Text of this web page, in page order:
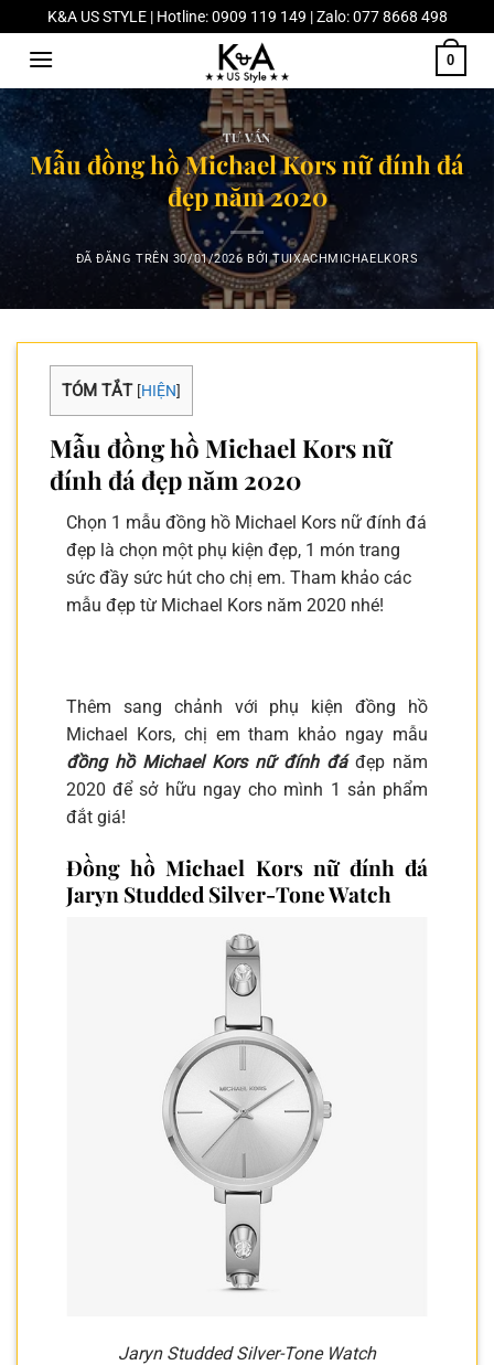
Chuyển
đến
dung
K&A US STYLE | Hotline: 0909 119 149 | Zalo: 077 8668 498
0
TƯ VẤN
Mẫu đồng hồ Michael Kors nữ đính đá
đẹp năm 2020
ĐÃ ĐĂNG TRÊN 30/01/2026 BỞITUIXACHMICHAELKORS
TÓM TẮT [HIỆN]
Mẫu đồng hồ Michael Kors nữ
đính đá đẹp năm 2020
Chọn 1 mẫu đồng hồ Michael Kors nữ đính đá
đẹp là chọn một phụ kiện đẹp, 1 món trang
sức đầy sức hút cho chị em. Tham khảo các
mẫu đẹp từ Michael Kors năm 2020 nhé!
Thêm sang chảnh với phụ kiện đồng hồ
Michael Kors, chị em tham khảo ngay mẫu
đồng hồ Michael Kors nữ đính đáđẹp năm
2020 để sở hữu ngay cho mình 1 sản phẩm
đắt giá!
Đồng hồ Michael Kors nữ đính đá
Jaryn Studded Silver-Tone Watch
Jaryn Studded Silver-Tone Watch